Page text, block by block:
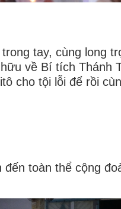
tay, cùng long
về Bí tích Thánh
cho tội lỗi để rồi
toàn thể cộng